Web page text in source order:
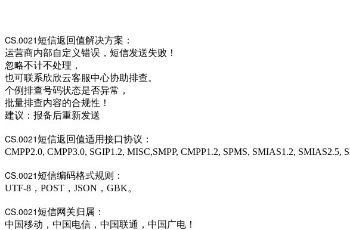
CS.0021短信返回值解决方案：
运营商内部自定义错误，短信发送失败！
忽略不计不处理，
也可联系欣欣云客服中心协助排查。
个例排查号码状态是否异常，
批量排查内容的合规性！
建议：报备后重新发送
CS.0021短信返回值适用接口协议：
CMPP2.0, CMPP3.0, SGIP1.2, MISC,SMPP, CMPP1.2, SPMS, SMIAS1.2,
CS.0021短信编码格式规则：
UTF-8，POST，JSON，GBK。
CS.0021短信网关归属：
中国移动，中国电信，中国联通，中国广电！